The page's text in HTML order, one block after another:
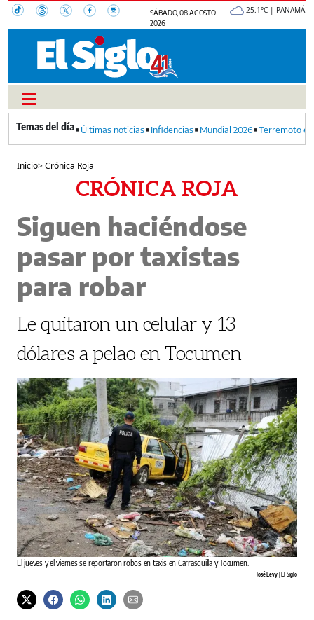
SÁBADO, 08 AGOSTO
2026
25.1°C | PANAMÁ
Últimas noticias Infidencias Mundial 2026 Terremoto
Inicio>Crónica Roja
CRÓNICA ROJA
Siguen haciéndose
pasar por taxistas
para robar
Le quitaron un celular y 13
dólares a pelao en Tocumen
El jueves y el viernes se reportaron robos en taxis en Carrasquilla y Tocumen.
José Levy | El Siglo